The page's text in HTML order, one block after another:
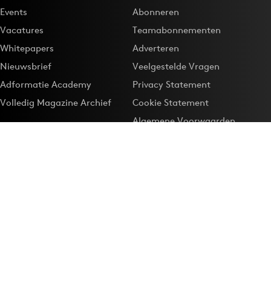
Events
Vacatures
Whitepapers
Nieuwsbrief
Adformatie Academy
Volledig Magazine Archief
Abonneren
Teamabonnementen
Adverteren
Veelgestelde Vragen
Privacy Statement
Cookie Statement
Algemene Voorwaarden